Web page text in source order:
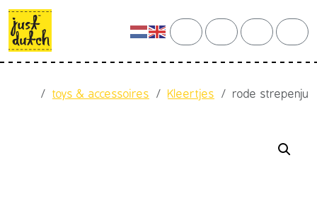
Skip to content
Skip to footer
searchaccountcart
Hometoys & accessoires Kleertjes rode